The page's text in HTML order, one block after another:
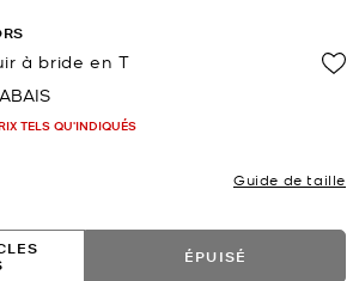
à bride en T
TELS QU'INDIQUÉS
Guide de taille
ÉPUISÉ